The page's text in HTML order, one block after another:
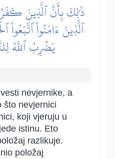
ذَٰلِكَ بِأَنَّ ٱلَّذِينَ
ٱلَّذِينَ ءَامَنُواْ
يَضۡرِبُ ٱللَّهُ
nevjernike, a
što nevjernici
koji vjeruju u
istinu. Eto
razlikuje.
položaj